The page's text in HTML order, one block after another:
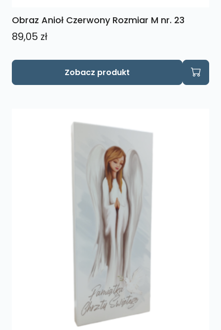
Obraz Anioł Czerwony Rozmiar M nr. 23
89,05 zł
Zobacz produkt